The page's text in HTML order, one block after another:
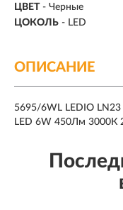
ЦВЕТ - Черные
ЦОКОЛЬ - LED
ОПИСАНИЕ
5695/6WL LEDIO
LED 6W 450Лм 3000К